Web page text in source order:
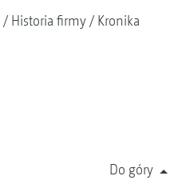
Historia firmy Kronika
Do góry